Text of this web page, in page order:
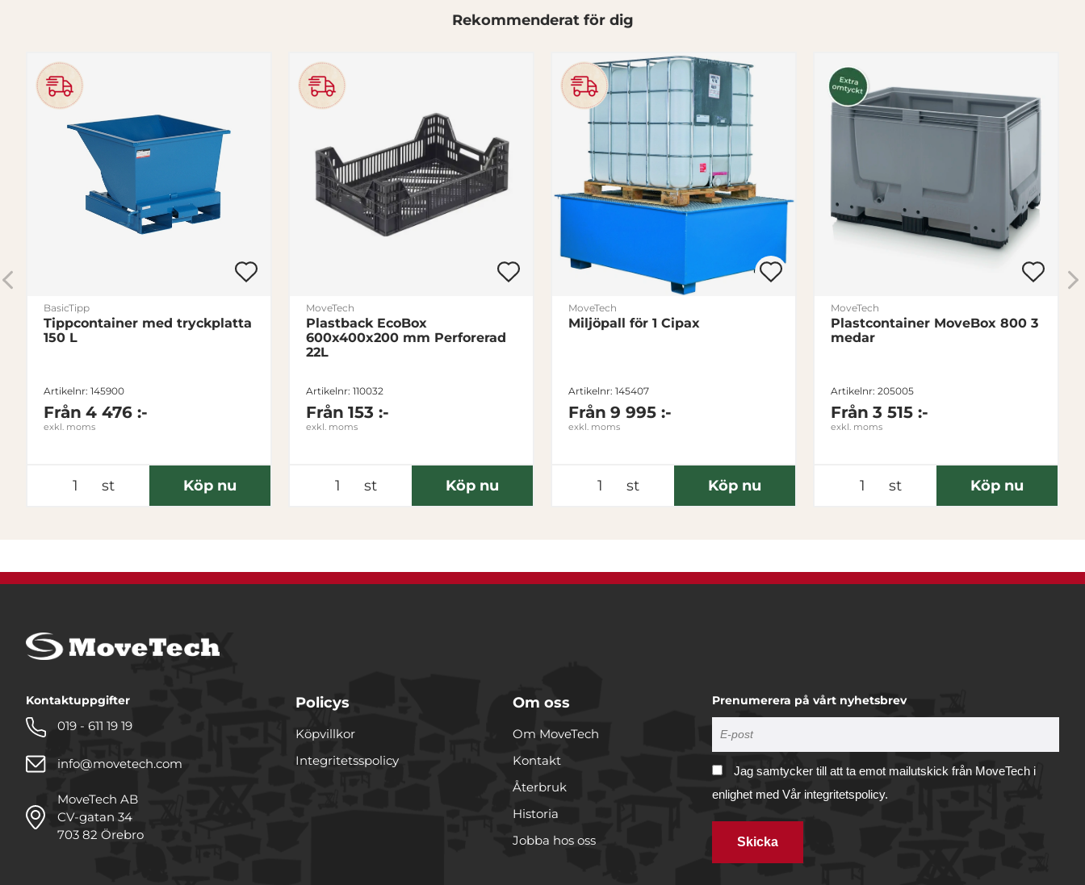
Rekommenderat för dig
BasicTipp
Tippcontainer med tryckplatta
150 L
Artikelnr: 145900
Från 4 476 :-
exkl. moms
st Köp nu
MoveTech
Plastback EcoBox
600x400x200 mm Perforerad
22L
Artikelnr: 110032
Från 153 :-
exkl. moms
st Köp nu
MoveTech
Miljöpall för 1 Cipax
Artikelnr: 145407
Från 9 995 :-
exkl. moms
st Köp nu
MoveTech
Plastcontainer MoveBox 800 3
medar
Artikelnr: 205005
Från 3 515 :-
exkl. moms
st Köp nu
Kontaktuppgifter
019 - 611 19 19
info@movetech.com
MoveTech AB
CV-gatan 34
703 82 Örebro
Policys
Köpvillkor
Integritetsspolicy
Om oss
Om MoveTech
Kontakt
Återbruk
Historia
Jobba hos oss
Prenumerera på vårt nyhetsbrev
Jag samtycker till att ta emot mailutskick från MoveTech i
enlighet med Vår integritetspolicy.
Skicka